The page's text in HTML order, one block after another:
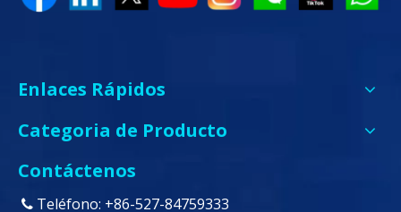
Enlaces Rápidos
Categoria de Producto
Contáctenos
 Teléfono: +86-527-84759333